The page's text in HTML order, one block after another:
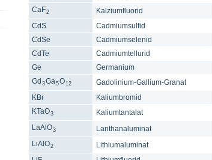
CaF2 Kalziumfluorid
CdS
Cadmiumsulfid
CdSe
Cadmiumselenid
CdTe
Cadmiumtellurid
Ge
Germanium
Gd 3Ga 5O 12 Gadolinium-Gallium-Granat
KBr
Kaliumbromid
KTaO3 Kaliumtantalat
LaAlO3 Lanthanaluminat
LiAlO2 Lithiumaluminat